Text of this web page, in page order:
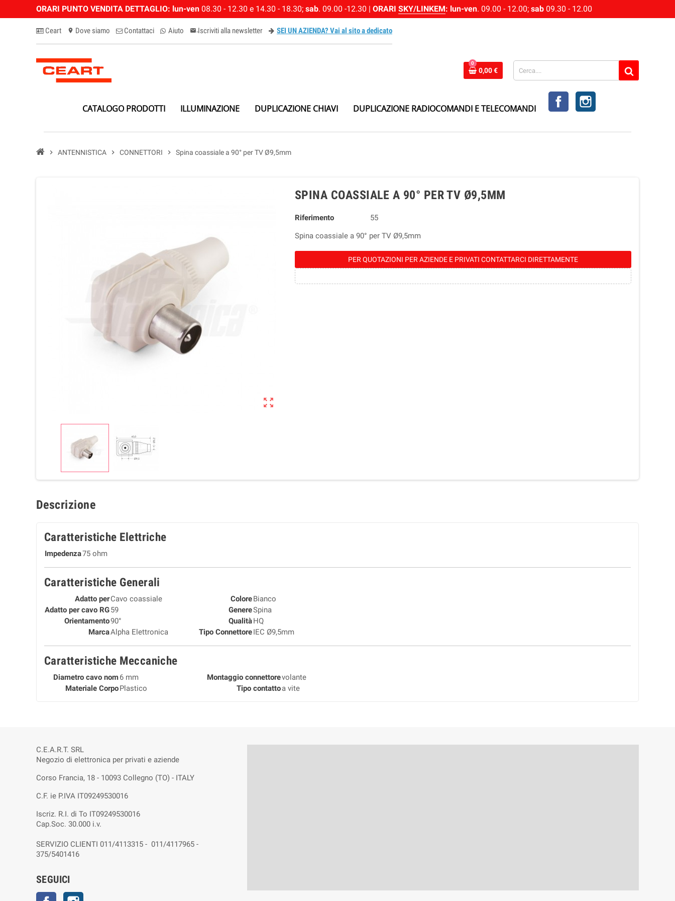
ORARI PUNTO VENDITA DETTAGLIO: lun-ven 08.30 - 12.30 e 14.30 - 18.30; sab. 09.00 -12.30 | ORARI SKY/LINKEM: lun-ven. 09.00 - 12.00; sab 09.30 - 12.00
Ceart location_on Dove siamo Contattaci Aiuto email-newsletter
Iscriviti alla newsletter SEI UN AZIENDA? Vai al sito a dedicato
0
0,00 €
CATALOGO PRODOTTI ILLUMINAZIONE DUPLICAZIONE CHIAVI DUPLICAZIONE RADIOCOMANDI E TELECOMANDI
FACEBOOKINSTAGRAM
chevron_right ANTENNISTICA chevron_right CONNETTORI chevron_right Spina coassiale a 90° per TV Ø9,5mm
zoom_out_map
SPINA COASSIALE A 90° PER TV Ø9,5MM
Riferimento
55
Spina coassiale a 90° per TV Ø9,5mm
PER QUOTAZIONI PER AZIENDE E PRIVATI CONTATTARCI DIRETTAMENTE
Descrizione
Caratteristiche Elettriche
Impedenza75 ohm
Caratteristiche Generali
Adatto perCavo coassiale ColoreBianco
Adatto per cavo RG59 GenereSpina
Orientamento90° QualitàHQ
MarcaAlpha Elettronica Tipo ConnettoreIEC Ø9,5mm
Caratteristiche Meccaniche
Diametro cavo nom6 mm Montaggio connettorevolante
Materiale CorpoPlastico Tipo contattoa vite
C.E.A.R.T. SRL
Negozio di elettronica per privati e aziende
Corso Francia, 18 - 10093 Collegno (TO) - ITALY
C.F. ie P.IVA IT09249530016
Iscriz. R.I. di To IT09249530016
Cap.Soc. 30.000 i.v.
SERVIZIO CLIENTI 011/4113315 - 011/4117965 -
375/5401416
SEGUICI
Facebook